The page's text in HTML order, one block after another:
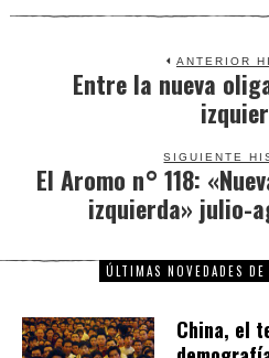
ANTERIOR
Entre la nueva
SIGUIENTE
El Aromo n° 118:
izquierda» julio-
ÚLTIMAS NOVEDADES
China, el